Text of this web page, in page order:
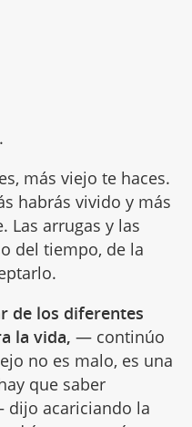
más viejo te haces.
habrás vivido y más
Las arrugas y las
del tiempo, de la
de los diferentes
la vida, — continúo
no es malo, es una
que saber
dijo acariciando la